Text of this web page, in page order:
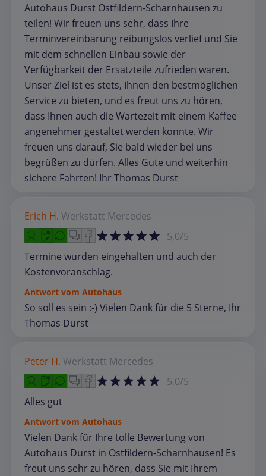
Autohaus Durst Ostfildern-Scharnhausen zu
teilen! Wir freuen uns sehr, dass Ihre
Terminvereinbarung reibungslos verlief und Sie
mit dem schnellen Einbau sowie der
Verfügbarkeit der Ersatzteile zufrieden waren.
Unser Ziel ist es stets, Ihnen den bestmöglichen
Service zu bieten, und es freut uns zu hören,
dass Ihnen auch die Wartezeit mit einem Kaffee
angenehmer gestaltet werden konnte. Wir
freuen uns darauf, Sie bald wieder bei uns
begrüßen zu dürfen. Alles Gute und weiterhin
sichere Fahrten! Ihr Thomas Durst
Erich H. Werkstatt Mercedes
5,0/5
Termine wurden eingehalten und auch der
Kostenvoranschlag.
Antwort vom Autohaus
So soll es sein :-) Vielen Dank für die 5 Sterne, Ihr
Thomas Durst
Peter H. Werkstatt Mercedes
5,0/5
Alles gut
Antwort vom Autohaus
Vielen Dank für Ihre tolle Bewertung von
Autohaus Durst in Ostfildern-Scharnhausen! Es
freut uns sehr zu hören, dass Sie mit Ihrem